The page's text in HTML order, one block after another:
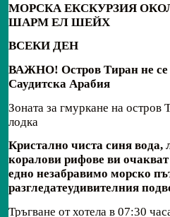
МОРСКА ЕКСКУРЗИЯ
ШАРМ ЕЛ ШЕЙХ
ВСЕКИ ДЕН
ВАЖНО! Остров Тиран не се
Саудитска Арабия
Зоната за гмуркане на остров
лодка
Кристално чиста синя вода,
коралови рифове ви очакв
едно незабравимо морско
разгледатеудивителния
Тръгване от хотела в 07:30